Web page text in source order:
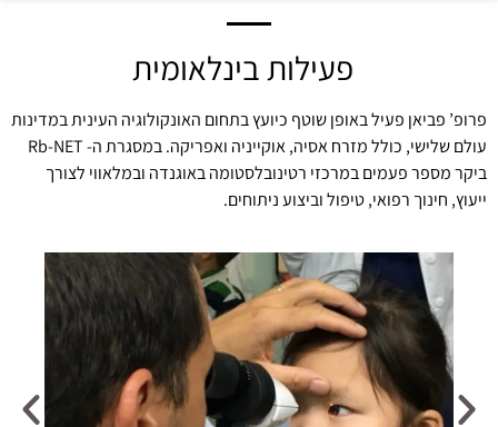
פעילות בינלאומית
פרופ’ פביאן פעיל באופן שוטף כיועץ בתחום האונקולוגיה העינית במדינות
עולם שלישי, כולל מזרח אסיה, אוקייניה ואפריקה. במסגרת ה- Rb-NET
ביקר מספר פעמים במרכזי רטינובלסטומה באוגנדה ובמלאווי לצורך
ייעוץ, חינוך רפואי, טיפול וביצוע ניתוחים.